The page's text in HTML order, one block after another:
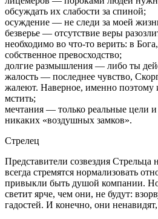
обсуждать их слабости за спиной;
осуждение — не следи за моей
безверье — отсутствие веры
необходимо во что-то верить: в
собственное превосходство;
долгие размышления — либо ты
жалость — последнее чувство,
жалеют. Наверное, именно поэтому
мстить;
мечтания — только реальные цели и
никаких «воздушных замков».
Стрелец
Представители созвездия Стрельца
всегда стремятся нормализовать
привыкли быть душой компании. Но
светит ярче, чем они, не будут:
гадостей. И конечно, они ненавидят,